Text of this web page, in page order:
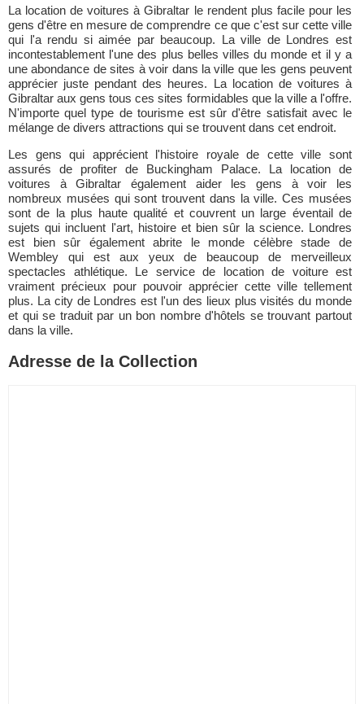
La location de voitures à Gibraltar le rendent plus facile pour les
gens d'être en mesure de comprendre ce que c'est sur cette ville
qui l'a rendu si aimée par beaucoup. La ville de Londres est
incontestablement l'une des plus belles villes du monde et il y a
une abondance de sites à voir dans la ville que les gens peuvent
apprécier juste pendant des heures. La location de voitures à
Gibraltar aux gens tous ces sites formidables que la ville a l'offre.
N'importe quel type de tourisme est sûr d'être satisfait avec le
mélange de divers attractions qui se trouvent dans cet endroit.
Les gens qui apprécient l'histoire royale de cette ville sont
assurés de profiter de Buckingham Palace. La location de
voitures à Gibraltar également aider les gens à voir les
nombreux musées qui sont trouvent dans la ville. Ces musées
sont de la plus haute qualité et couvrent un large éventail de
sujets qui incluent l'art, histoire et bien sûr la science. Londres
est bien sûr également abrite le monde célèbre stade de
Wembley qui est aux yeux de beaucoup de merveilleux
spectacles athlétique. Le service de location de voiture est
vraiment précieux pour pouvoir apprécier cette ville tellement
plus. La city de Londres est l'un des lieux plus visités du monde
et qui se traduit par un bon nombre d'hôtels se trouvant partout
dans la ville.
Adresse de la Collection